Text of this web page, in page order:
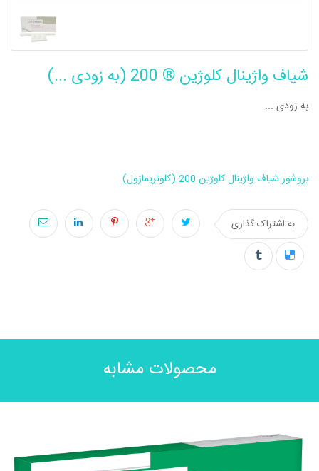
شیاف واژینال کلوژین ® 200 (به زودی ...)
به زودی ...
بروشور شیاف واژینال کلوژین 200 (کلوتریمازول)
به اشتراک گذاری
محصولات مشابه